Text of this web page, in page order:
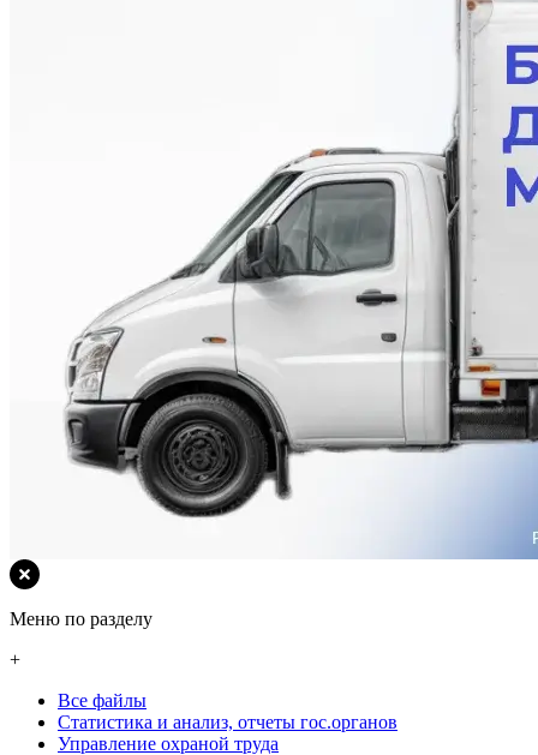
Меню по разделу
+
Все файлы
Статистика и анализ, отчеты гос.органов
Управление охраной труда